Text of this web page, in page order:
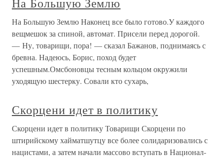
На Большую Землю Наконец все было готово.У каждого
вещмешок за спиной, автомат. Присели перед дорогой.
— Ну, товарищи, пора! — сказал Бажанов, поднимаясь с
бревна. Надеюсь, Борис, поход будет
успешным.Омсбоновцы тесным кольцом окружили
уходящую шестерку. Совали кто сухарь,
Скорцени идет в политику
Скорцени идет в политику Товарищи Скорцени по
штирийскому хайматшутцу все более солидаризовались с
нацистами, а затем начали массово вступать в Национал-